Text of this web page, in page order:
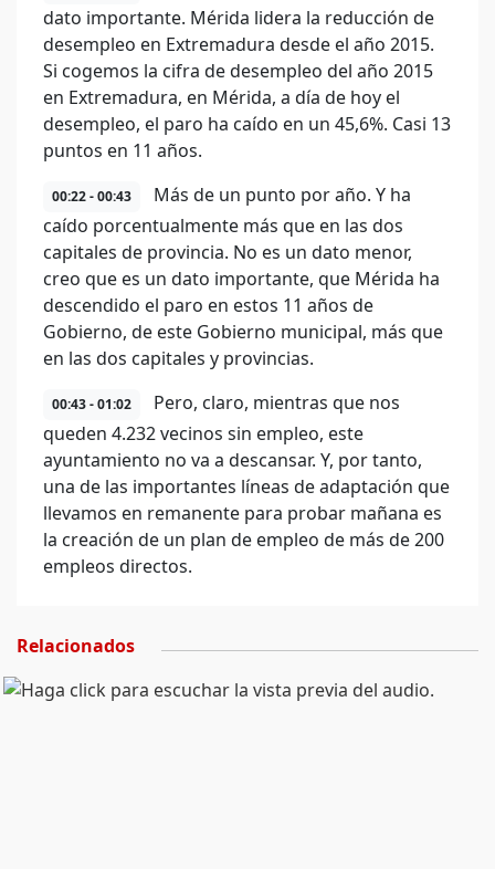
dato importante. Mérida lidera la reducción de
desempleo en Extremadura desde el año 2015.
Si cogemos la cifra de desempleo del año 2015
en Extremadura, en Mérida, a día de hoy el
desempleo, el paro ha caído en un 45,6%. Casi 13
puntos en 11 años.
00:22 - 00:43
Más de un punto por año. Y ha
caído porcentualmente más que en las dos
capitales de provincia. No es un dato menor,
creo que es un dato importante, que Mérida ha
descendido el paro en estos 11 años de
Gobierno, de este Gobierno municipal, más que
en las dos capitales y provincias.
00:43 - 01:02
Pero, claro, mientras que nos
queden 4.232 vecinos sin empleo, este
ayuntamiento no va a descansar. Y, por tanto,
una de las importantes líneas de adaptación que
llevamos en remanente para probar mañana es
la creación de un plan de empleo de más de 200
empleos directos.
Relacionados